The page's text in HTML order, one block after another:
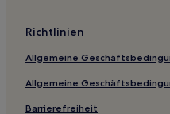
Günstige in Tsukuba
Richtlinien
Allgemeine
Allgemeine
Barrierefreiheit